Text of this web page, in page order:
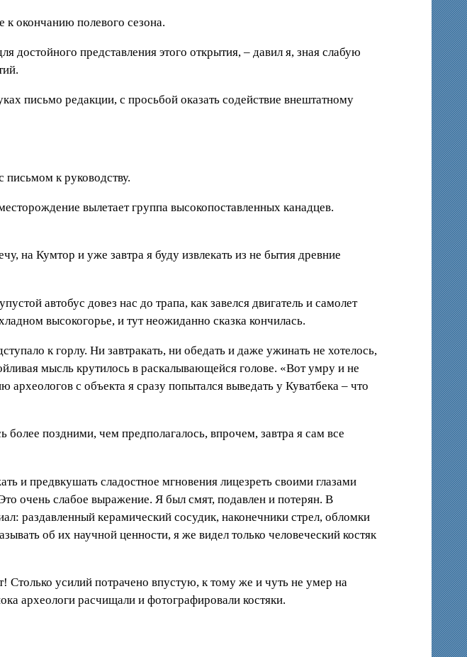
к окончанию полевого сезона.
достойного представления этого открытия, – давил я, зная слабую
письмо редакции, с просьбой оказать содействие внештатному
письмом к руководству.
вылетает группа высокопоставленных канадцев.
на Кумтор и уже завтра я буду извлекать из не бытия древние
автобус довез нас до трапа, как завелся двигатель и самолет
высокогорье, и тут неожиданно сказка кончилась.
к горлу. Ни завтракать, ни обедать и даже ужинать не хотелось,
мысль крутилось в раскалывающейся голове. «Вот умру и не
с объекта я сразу попытался выведать у Куватбека – что
поздними, чем предполагалось, впрочем, завтра я сам все
и предвкушать сладостное мгновения лицезреть своими глазами
очень слабое выражение. Я был смят, подавлен и потерян. В
раздавленный керамический сосудик, наконечники стрел, обломки
об их научной ценности, я же видел только человеческий костяк
усилий потрачено впустую, к тому же и чуть не умер на
археологи расчищали и фотографировали костяки.